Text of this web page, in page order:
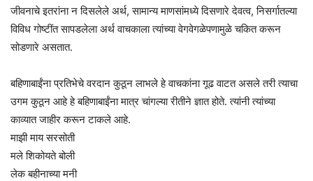
जीवनाचे इतरांना न दिसलेले अर्थ, सामान्य माणसांमध्ये दिसणारे देवत्व, निसर्गातल्या
विविध गोष्टींत सापडलेला अर्थ वाचकाला त्यांच्या वेगवेगळेपणामुळे चकित करून
सोडणारे असतात.
बहिणाबाईंना प्रतिभेचे वरदान कुठून लाभले हे वाचकांना गूढ वाटत असले तरी त्याचा
उगम कुठून आहे हे बहिणाबाईंना मात्र चांगल्या रीतीने ज्ञात होते. त्यांनी त्यांच्या
काव्यात जाहीर करून टाकले आहे.
माझी माय सरसोती
मले शिकोयते बोली
लेक बहीनाच्या मनी